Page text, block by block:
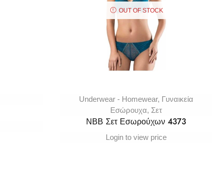
OUT OF STOCK
Underwear - Homewear, Γυναικεία
Εσώρουχα, Σετ
ΝΒΒ Σετ Εσωρούχων 4373
Login to view price